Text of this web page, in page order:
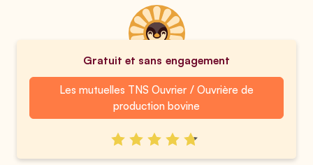
Gratuit et sans engagement
Les mutuelles TNS Ouvrier / Ouvrière de
production bovine